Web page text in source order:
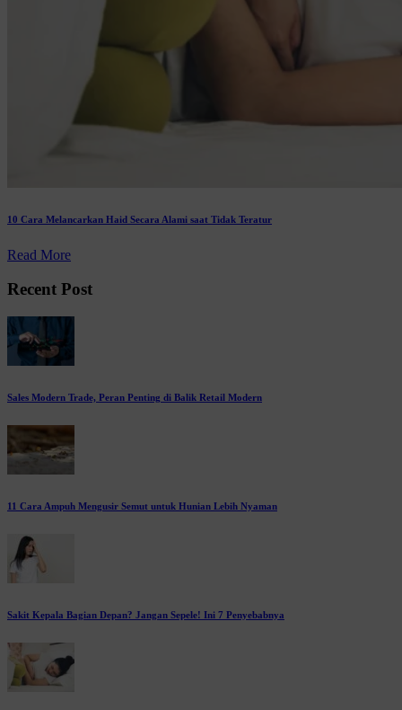
10 Cara Melancarkan Haid Secara Alami saat Tidak Teratur
Read More
Recent Post
Sales Modern Trade, Peran Penting di Balik Retail Modern
11 Cara Ampuh Mengusir Semut untuk Hunian Lebih Nyaman
Sakit Kepala Bagian Depan? Jangan Sepele! Ini 7 Penyebabnya